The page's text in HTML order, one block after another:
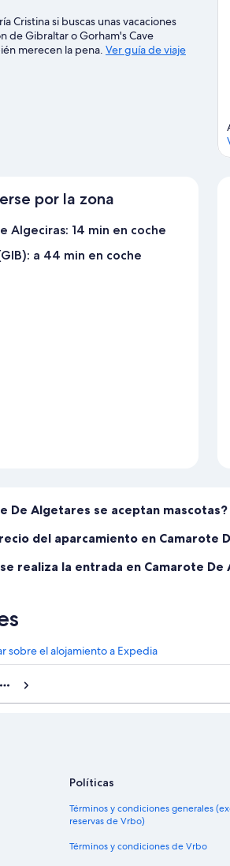
Cristina si buscas unas vacaciones
de Gibraltar o Gorham's Cave
merecen la pena. Ver guía de viaje
por la zona
Algeciras: 14 min en coche
a 44 min en coche
De Algetares se aceptan mascotas?
del aparcamiento en Camarote
realiza la entrada en Camarote De
sobre el alojamiento a Expedia
Políticas
Términos y condiciones generales
reservas de Vrbo)
Términos y condiciones de Vrbo